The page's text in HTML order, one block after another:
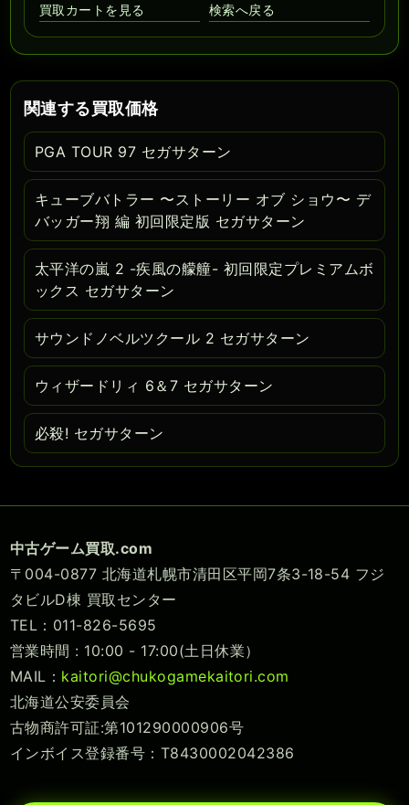
買取カートを見る 検索へ戻る
関連する買取価格
PGA TOUR 97 セガサターン
キューブバトラー 〜ストーリー オブ ショウ〜 デ
バッガー翔 編 初回限定版 セガサターン
太平洋の嵐 2 -疾風の艨艟- 初回限定プレミアムボ
ックス セガサターン
サウンドノベルツクール 2 セガサターン
ウィザードリィ 6＆7 セガサターン
必殺! セガサターン
中古ゲーム買取.com
〒004-0877 北海道札幌市清田区平岡7条3-18-54 フジ
タビルD棟 買取センター
TEL：011-826-5695
営業時間 : 10:00 - 17:00(土日休業）
MAIL： kaitori@chukogamekaitori.com
北海道公安委員会
古物商許可証:第101290000906号
インボイス登録番号：T8430002042386